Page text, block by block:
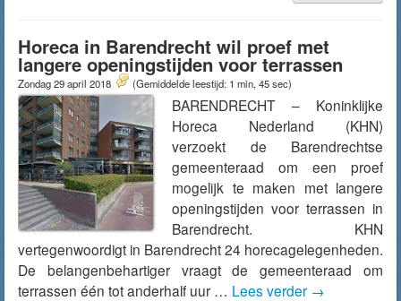
Horeca in Barendrecht wil proef met
langere openingstijden voor terrassen
Zondag 29 april 2018 (Gemiddelde leestijd: 1 min, 45 sec)
BARENDRECHT – Koninklijke
Horeca Nederland (KHN)
verzoekt de Barendrechtse
gemeenteraad om een proef
mogelijk te maken met langere
openingstijden voor terrassen in
Barendrecht. KHN
vertegenwoordigt in Barendrecht 24 horecagelegenheden.
De belangenbehartiger vraagt de gemeenteraad om
terrassen één tot anderhalf uur … Lees verder →